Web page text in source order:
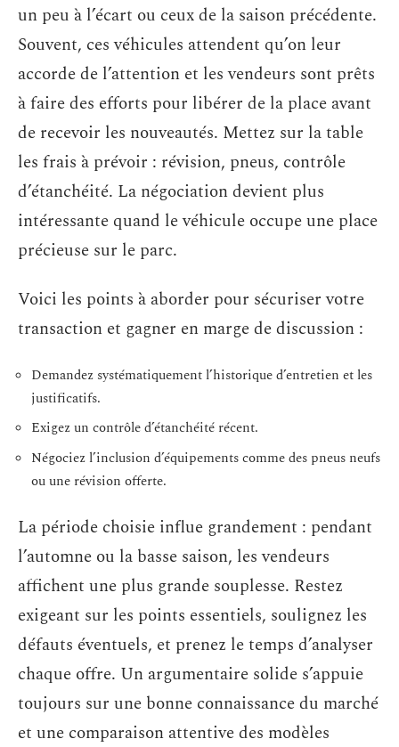
un peu à l’écart ou ceux de la saison précédente.
Souvent, ces véhicules attendent qu’on leur
accorde de l’attention et les vendeurs sont prêts
à faire des efforts pour libérer de la place avant
de recevoir les nouveautés. Mettez sur la table
les frais à prévoir : révision, pneus, contrôle
d’étanchéité. La négociation devient plus
intéressante quand le véhicule occupe une place
précieuse sur le parc.
Voici les points à aborder pour sécuriser votre
transaction et gagner en marge de discussion :
Demandez systématiquement l’historique d’entretien et les
justificatifs.
Exigez un contrôle d’étanchéité récent.
Négociez l’inclusion d’équipements comme des pneus neufs
ou une révision offerte.
La période choisie influe grandement : pendant
l’automne ou la basse saison, les vendeurs
affichent une plus grande souplesse. Restez
exigeant sur les points essentiels, soulignez les
défauts éventuels, et prenez le temps d’analyser
chaque offre. Un argumentaire solide s’appuie
toujours sur une bonne connaissance du marché
et une comparaison attentive des modèles